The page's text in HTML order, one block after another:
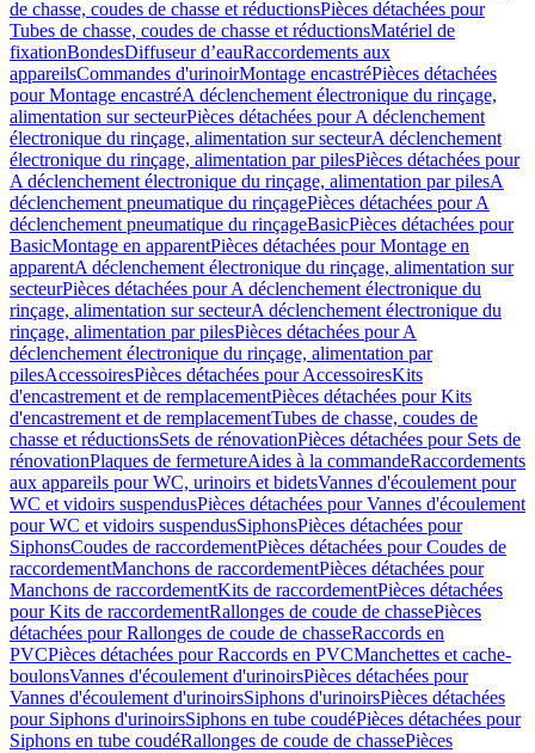
de chasse, coudes de chasse et réductionsPièces détachées pour
Tubes de chasse, coudes de chasse et réductionsMatériel de
fixationBondesDiffuseur d’eauRaccordements aux
appareilsCommandes d'urinoirMontage encastréPièces détachées
pour Montage encastréA déclenchement électronique du rinçage,
alimentation sur secteurPièces détachées pour A déclenchement
électronique du rinçage, alimentation sur secteurA déclenchement
électronique du rinçage, alimentation par pilesPièces détachées pour
A déclenchement électronique du rinçage, alimentation par pilesA
déclenchement pneumatique du rinçagePièces détachées pour A
déclenchement pneumatique du rinçageBasicPièces détachées pour
BasicMontage en apparentPièces détachées pour Montage en
apparentA déclenchement électronique du rinçage, alimentation sur
secteurPièces détachées pour A déclenchement électronique du
rinçage, alimentation sur secteurA déclenchement électronique du
rinçage, alimentation par pilesPièces détachées pour A
déclenchement électronique du rinçage, alimentation par
pilesAccessoiresPièces détachées pour AccessoiresKits
d'encastrement et de remplacementPièces détachées pour Kits
d'encastrement et de remplacementTubes de chasse, coudes de
chasse et réductionsSets de rénovationPièces détachées pour Sets de
rénovationPlaques de fermetureAides à la commandeRaccordements
aux appareils pour WC, urinoirs et bidetsVannes d'écoulement pour
WC et vidoirs suspendusPièces détachées pour Vannes d'écoulement
pour WC et vidoirs suspendusSiphonsPièces détachées pour
SiphonsCoudes de raccordementPièces détachées pour Coudes de
raccordementManchons de raccordementPièces détachées pour
Manchons de raccordementKits de raccordementPièces détachées
pour Kits de raccordementRallonges de coude de chassePièces
détachées pour Rallonges de coude de chasseRaccords en
PVCPièces détachées pour Raccords en PVCManchettes et cache-
boulonsVannes d'écoulement d'urinoirsPièces détachées pour
Vannes d'écoulement d'urinoirsSiphons d'urinoirsPièces détachées
pour Siphons d'urinoirsSiphons en tube coudéPièces détachées pour
Siphons en tube coudéRallonges de coude de chassePièces